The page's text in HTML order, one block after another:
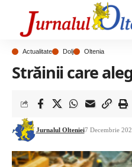
Actualitate Dolj Oltenia
Străinii care
Jurnalul Olteniei7 Decembrie